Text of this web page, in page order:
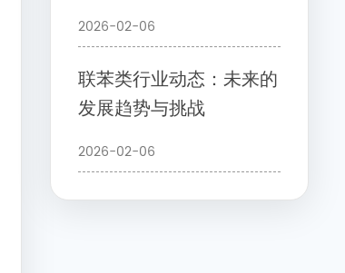
2026-02-06
联苯类行业动态：未来的
发展趋势与挑战
2026-02-06